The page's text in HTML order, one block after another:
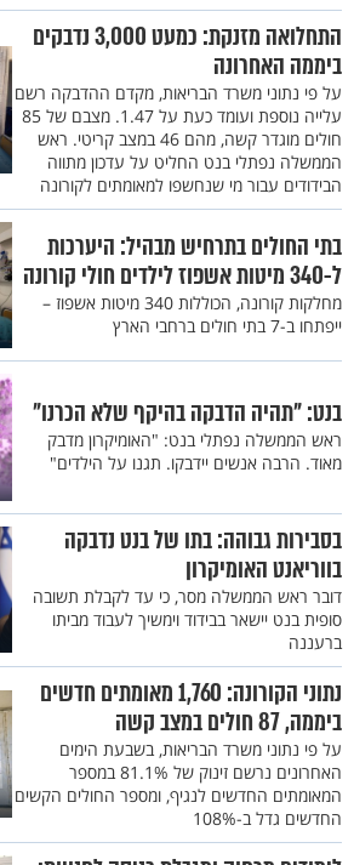
התחלואה מזנקת: כמעט 3,000 נדבקים
ביממה האחרונה
על פי נתוני משרד הבריאות, מקדם ההדבקה רשם
עלייה נוספת ועומד כעת על 1.47. מצבם של 85
חולים מוגדר קשה, מהם 46 במצב קריטי. ראש
הממשלה נפתלי בנט החליט על עדכון מתווה
הבידודים עבור מי שנחשפו למאומתים לקורונה
בתי החולים בתרחיש מבהיל: היערכות
ל-340 מיטות אשפוז לילדים חולי קורונה
מחלקות קורונה, הכוללות 340 מיטות אשפוז –
ייפתחו ב-7 בתי חולים ברחבי הארץ
בנט: "תהיה הדבקה בהיקף שלא הכרנו"
ראש הממשלה נפתלי בנט: "האומיקרון מדבק
מאוד. הרבה אנשים יידבקו. תגנו על הילדים"
בסבירות גבוהה: בתו של בנט נדבקה
בווריאנט האומיקרון
דובר ראש הממשלה מסר, כי עד לקבלת תשובה
סופית בנט יישאר בבידוד וימשיך לעבוד מביתו
ברעננה
נתוני הקורונה: 1,760 מאומתים חדשים
ביממה, 87 חולים במצב קשה
על פי נתוני משרד הבריאות, בשבעת הימים
האחרונים נרשם זינוק של 81.1% במספר
המאומתים החדשים לנגיף, ומספר החולים הקשים
החדשים גדל ב-108%